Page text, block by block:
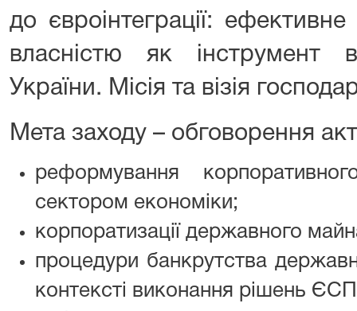
до євроінтеграції:
власністю як інструмент
України. Місія та візія
Мета заходу – обговорення
реформування
сектором економіки;
корпоратизації державного
процедури банкрутства
контексті виконання рішень